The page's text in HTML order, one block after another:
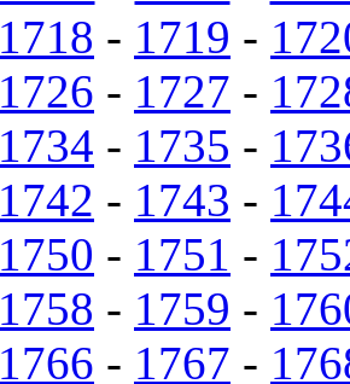
1718 - 1719 -
1726 - 1727 -
1734 - 1735 -
1742 - 1743 -
1750 - 1751 -
1758 - 1759 -
1766 - 1767 -